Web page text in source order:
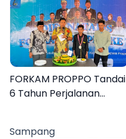
FORKAM PROPPO Tandai
6 Tahun Perjalanan
Organisasi
Sampang